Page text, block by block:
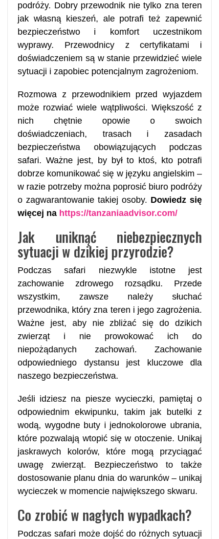
podróży. Dobry przewodnik nie tylko zna teren
jak własną kieszeń, ale potrafi też zapewnić
bezpieczeństwo i komfort uczestnikom
wyprawy. Przewodnicy z certyfikatami i
doświadczeniem są w stanie przewidzieć wiele
sytuacji i zapobiec potencjalnym zagrożeniom.
Rozmowa z przewodnikiem przed wyjazdem
może rozwiać wiele wątpliwości. Większość z
nich chętnie opowie o swoich
doświadczeniach, trasach i zasadach
bezpieczeństwa obowiązujących podczas
safari. Ważne jest, by był to ktoś, kto potrafi
dobrze komunikować się w języku angielskim –
w razie potrzeby można poprosić biuro podróży
o zagwarantowanie takiej osoby. Dowiedz się
więcej na https://tanzaniaadvisor.com/
Jak uniknąć niebezpiecznych
sytuacji w dzikiej przyrodzie?
Podczas safari niezwykle istotne jest
zachowanie zdrowego rozsądku. Przede
wszystkim, zawsze należy słuchać
przewodnika, który zna teren i jego zagrożenia.
Ważne jest, aby nie zbliżać się do dzikich
zwierząt i nie prowokować ich do
niepożądanych zachowań. Zachowanie
odpowiedniego dystansu jest kluczowe dla
naszego bezpieczeństwa.
Jeśli idziesz na piesze wycieczki, pamiętaj o
odpowiednim ekwipunku, takim jak butelki z
wodą, wygodne buty i jednokolorowe ubrania,
które pozwalają wtopić się w otoczenie. Unikaj
jaskrawych kolorów, które mogą przyciągać
uwagę zwierząt. Bezpieczeństwo to także
dostosowanie planu dnia do warunków – unikaj
wycieczek w momencie największego skwaru.
Co zrobić w nagłych wypadkach?
Podczas safari może dojść do różnych sytuacji